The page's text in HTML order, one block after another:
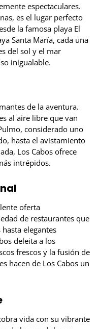
espectaculares.
es el lugar perfecto
la famosa playa El
Santa María, cada una
del sol y el mar
inigualable.
de la aventura.
al aire libre que van
considerado uno
hasta el avistamiento
Los Cabos ofrece
intrépidos.
oferta
de restaurantes que
elegantes
deleita a los
frescos y la fusión de
hacen de Los Cabos un
vida con su vibrante